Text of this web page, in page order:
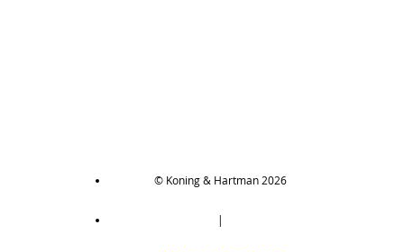
© Koning & Hartman 2026
|